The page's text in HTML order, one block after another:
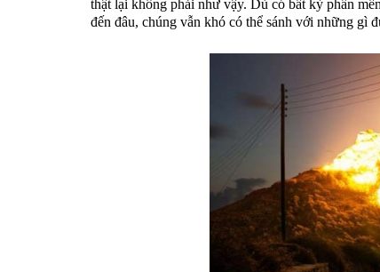
thật lại không phải như vậy. Dù có bất kỳ phần
đến đâu, chúng vẫn khó có thể sánh với những gì